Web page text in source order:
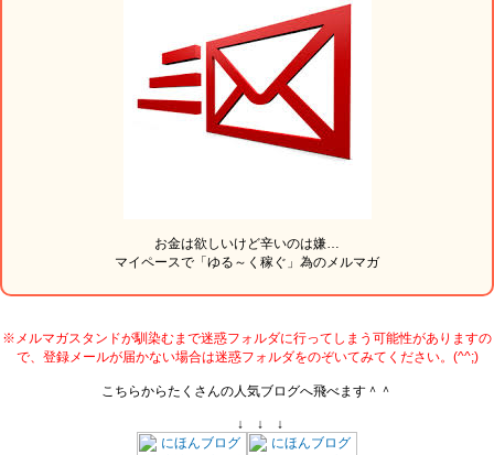
お金は欲しいけど辛いのは嫌…
マイペースで「ゆる～く稼ぐ」為のメルマガ
※メルマガスタンドが馴染むまで迷惑フォルダに行ってしまう可能性がありますの
で、登録メールが届かない場合は迷惑フォルダをのぞいてみてください。(^^;)
こちらからたくさんの人気ブログへ飛べます＾＾
↓ ↓ ↓